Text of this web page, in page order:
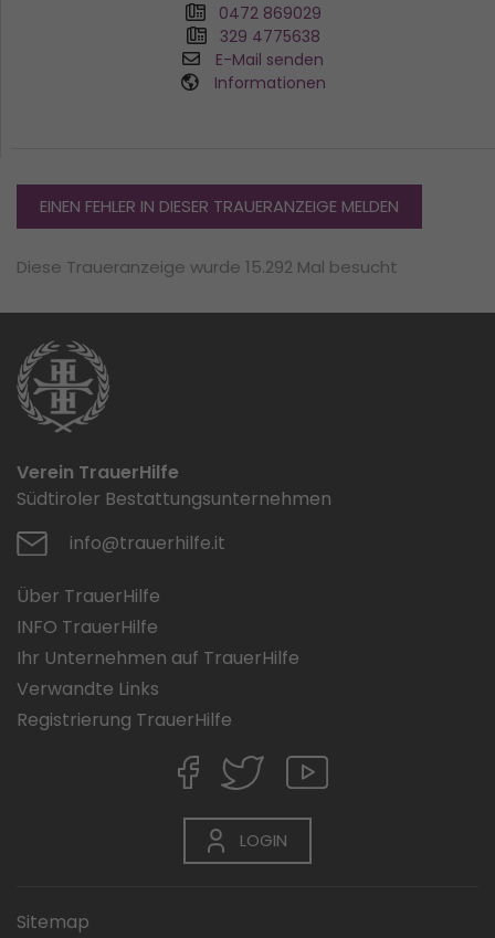
0472 869029
329 4775638
E-Mail senden
Informationen
EINEN FEHLER IN DIESER TRAUERANZEIGE MELDEN
Diese Traueranzeige wurde 15.292 Mal besucht
Verein TrauerHilfe
Südtiroler Bestattungsunternehmen
info@trauerhilfe.it
Über TrauerHilfe
INFO TrauerHilfe
Ihr Unternehmen auf TrauerHilfe
Verwandte Links
Registrierung TrauerHilfe
LOGIN
Sitemap